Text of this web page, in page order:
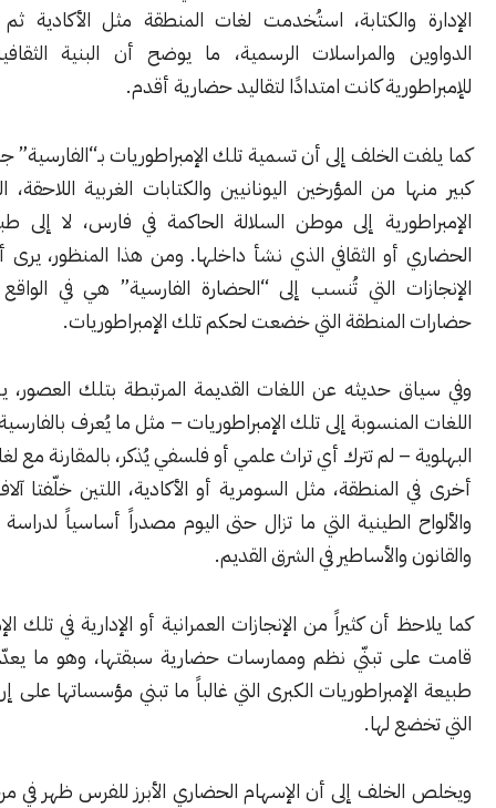
والكتابة، استُخدمت لغات المنطقة مثل الأكادية ثم الآرامية في
والمراسلات الرسمية، ما يوضح أن البنية الثقافية والإدارية
كانت امتدادًا لتقاليد حضارية أقدم.
الخلف إلى أن تسمية تلك الإمبراطوريات بـ“الفارسية” جاءت في جزء
من المؤرخين اليونانيين والكتابات الغربية اللاحقة، الذين نسبوا
إلى موطن السلالة الحاكمة في فارس، لا إلى طبيعة الإنتاج
أو الثقافي الذي نشأ داخلها. ومن هذا المنظور، يرى أن كثيراً من
التي تُنسب إلى “الحضارة الفارسية” هي في الواقع تبني لتراث
التي خضعت لحكم تلك الإمبراطوريات.
حديثه عن اللغات القديمة المرتبطة بتلك العصور، يشير إلى أن
إلى تلك الإمبراطوريات – مثل ما يُعرف بالفارسية القديمة أو
– لم تترك أي تراث علمي أو فلسفي يُذكر، بالمقارنة مع لغات حضارية
مثل السومرية أو الأكادية، اللتين خلّفتا آلاف النصوص
الطينية التي ما تزال حتى اليوم مصدراً أساسياً لدراسة تاريخ العلم
والأساطير في الشرق القديم.
أن كثيراً من الإنجازات العمرانية أو الإدارية في تلك الإمبراطوريات
تبنّي نظم وممارسات حضارية سبقتها، وهو ما يعدّه جزءاً من
الكبرى التي غالباً ما تبني مؤسساتها على إرث المناطق
لها.
إلى أن الإسهام الحضاري الأبرز للفرس ظهر في مرحلة لاحقة،